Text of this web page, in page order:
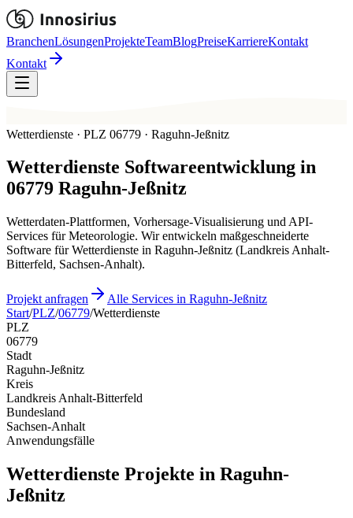
BranchenLösungenProjekteTeamBlogPreiseKarriereKontakt
Kontakt
Wetterdienste · PLZ 06779 · Raguhn-Jeßnitz
Wetterdienste Softwareentwicklung in
06779 Raguhn-Jeßnitz
Wetterdaten-Plattformen, Vorhersage-Visualisierung und API-
Services für Meteorologie. Wir entwickeln maßgeschneiderte
Software für Wetterdienste in Raguhn-Jeßnitz (Landkreis Anhalt-
Bitterfeld, Sachsen-Anhalt).
Projekt anfragen
Alle Services in Raguhn-Jeßnitz
Start/PLZ/06779/Wetterdienste
PLZ
06779
Stadt
Raguhn-Jeßnitz
Kreis
Landkreis Anhalt-Bitterfeld
Bundesland
Sachsen-Anhalt
Anwendungsfälle
Wetterdienste Projekte in Raguhn-
Jeßnitz